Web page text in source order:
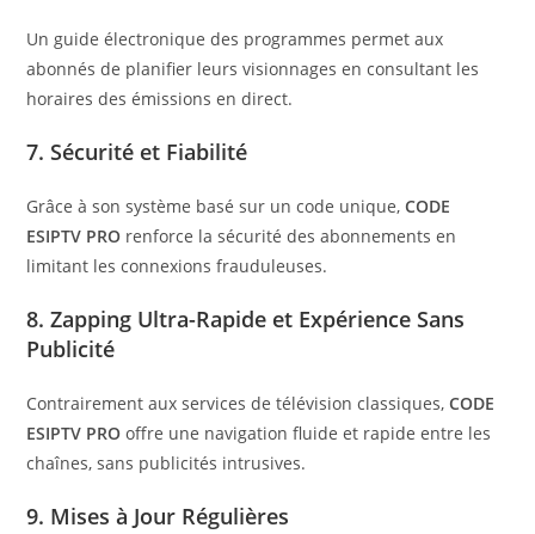
Un guide électronique des programmes permet aux
abonnés de planifier leurs visionnages en consultant les
horaires des émissions en direct.
7.Sécurité et Fiabilité
Grâce à son système basé sur un code unique,CODE
ESIPTV PRO renforce la sécurité des abonnements en
limitant les connexions frauduleuses.
8.Zapping Ultra-Rapide et Expérience Sans
Publicité
Contrairement aux services de télévision classiques,CODE
ESIPTV PRO offre une navigation fluide et rapide entre les
chaînes, sans publicités intrusives.
9. Mises à Jour Régulières